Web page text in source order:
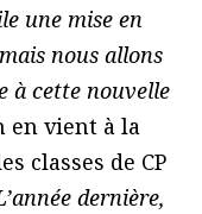
une mise en
nous allons
à cette nouvelle
en vient à la
classes de CP
dernière,